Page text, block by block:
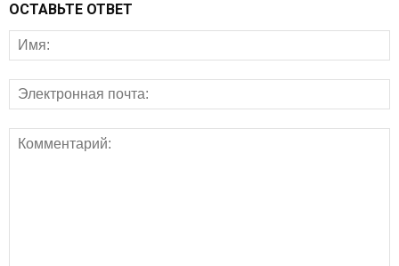
ОСТАВЬТЕ ОТВЕТ